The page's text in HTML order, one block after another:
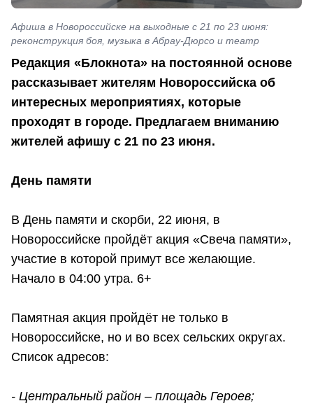
Афиша в Новороссийске на выходные с 21 по 23 июня:
реконструкция боя, музыка в Абрау-Дюрсо и театр
Редакция «Блокнота» на постоянной основе
рассказывает жителям Новороссийска об
интересных мероприятиях, которые
проходят в городе. Предлагаем вниманию
жителей афишу с 21 по 23 июня.
День памяти
В День памяти и скорби, 22 июня, в
Новороссийске пройдёт акция «Свеча памяти»,
участие в которой примут все желающие.
Начало в 04:00 утра. 6+
Памятная акция пройдёт не только в
Новороссийске, но и во всех сельских округах.
Список адресов:
- Центральный район – площадь Героев;